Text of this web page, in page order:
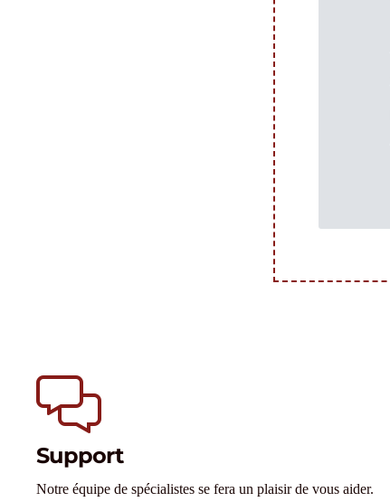
Support
Notre équipe de spécialistes se fera un plaisir de vous aider.